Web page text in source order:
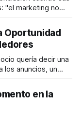
"el marketing no
Durante
el especialista en
Oportunidad
quería decir una
los anuncios, un
digital
para atender
persona
en la